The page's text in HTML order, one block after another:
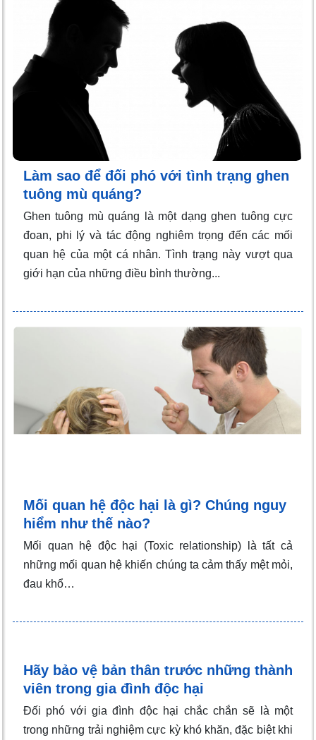
Làm sao để đối phó với tình trạng ghen
tuông mù quáng?
Ghen tuông mù quáng là một dạng ghen tuông cực
đoan, phi lý và tác động nghiêm trọng đến các mối
quan hệ của một cá nhân. Tình trạng này vượt qua
giới hạn của những điều bình thường...
Mối quan hệ độc hại là gì? Chúng nguy
hiểm như thế nào?
Mối quan hệ độc hại (Toxic relationship) là tất cả
những mối quan hệ khiến chúng ta cảm thấy mệt mỏi,
đau khổ…
Hãy bảo vệ bản thân trước những thành
viên trong gia đình độc hại
Đối phó với gia đình độc hại chắc chắn sẽ là một
trong những trải nghiệm cực kỳ khó khăn, đặc biệt khi